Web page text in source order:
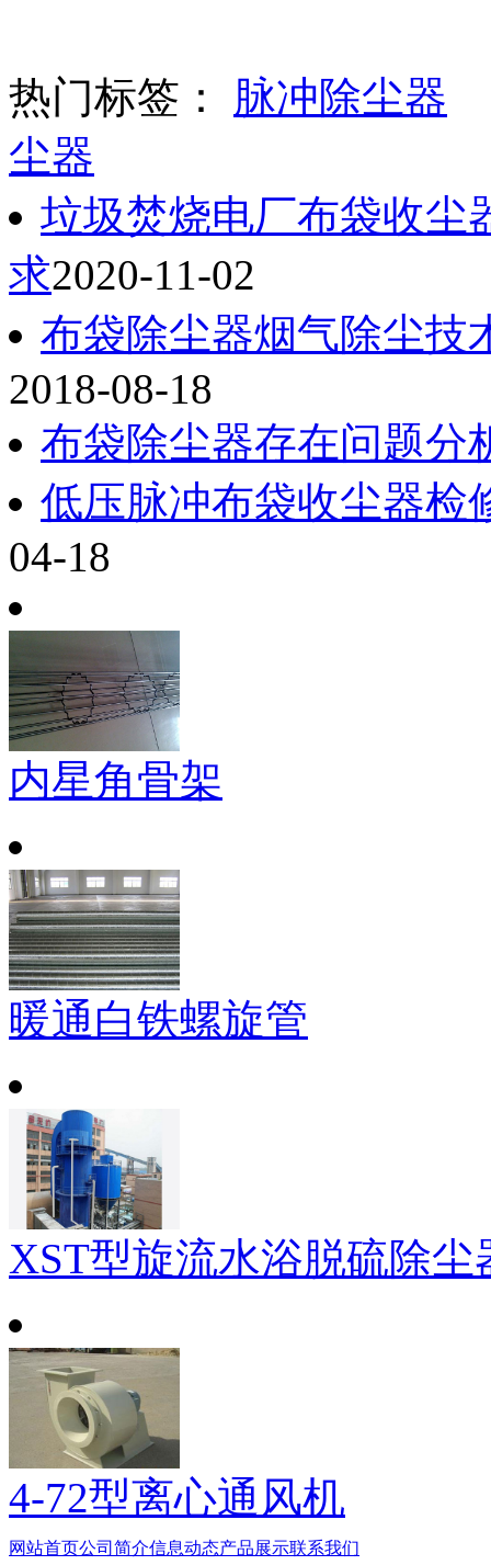
热门标签： 脉冲除尘器
尘器
垃圾焚烧电厂布袋收尘
求2020-11-02
布袋除尘器烟气除尘技
2018-08-18
布袋除尘器存在问题分
低压脉冲布袋收尘器检
04-18
内星角骨架
暖通白铁螺旋管
XST型旋流水浴脱硫除尘
4-72型离心通风机
网站首页公司简介信息动态产品展示联系我们